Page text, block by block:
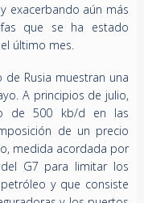
exacerbando aún más
que se ha estado
último mes.
Rusia muestran una
A principios de julio,
de 500 kb/d en las
de un precio
medida acordada por
G7 para limitar los
y que consiste